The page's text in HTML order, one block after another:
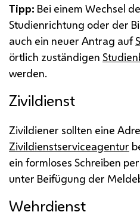
Tipp: Bei einem Wechsel
Studienrichtung oder der
auch ein neuer Antrag auf
örtlich zuständigen
werden.
Zivildienst
Zivildiener sollten eine
Zivildienstserviceagentur
ein formloses Schreiben
unter Beifügung der
Wehrdienst